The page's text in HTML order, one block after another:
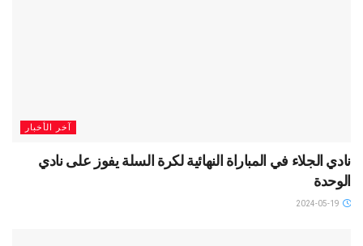
آخر الأخبار
نادي الجلاء في المباراة النهائية لكرة السلة يفوز على نادي
الوحدة